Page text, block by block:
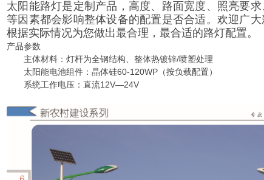
太阳能路灯是定制产品，高度、路面宽度、照亮要
等因素都会影响整体设备的配置是否合适。欢迎广
根据实际情况为您做出最合理，最合适的路灯配置。
产品参数
主体材料：灯杆为全钢结构、整体热镀锌/喷塑处理
太阳能电池组件：晶体硅60-120WP（按负载配置）
系统工作电压：直流12V—24V